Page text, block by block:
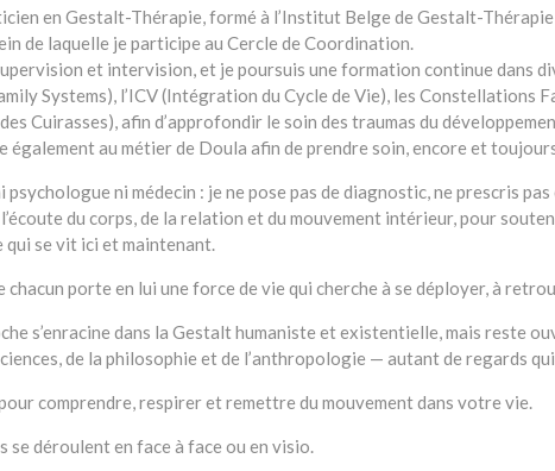
en Gestalt-Thérapie, formé à l’Institut Belge de Gestalt-
de laquelle je participe au Cercle de Coordination.
et intervision, et je poursuis une formation continue dans
Systems), l’ICV (Intégration du Cycle de Vie), les Constellations
Cuirasses), afin d’approfondir le soin des traumas du
également au métier de Doula afin de prendre soin, encore et
psychologue ni médecin : je ne pose pas de diagnostic, ne prescris
du corps, de la relation et du mouvement intérieur, pour
qui se vit ici et maintenant.
chacun porte en lui une force de vie qui cherche à se déployer, à
s’enracine dans la Gestalt humaniste et existentielle, mais reste
de la philosophie et de l’anthropologie — autant de regards
comprendre, respirer et remettre du mouvement dans votre vie.
se déroulent en face à face ou en visio.